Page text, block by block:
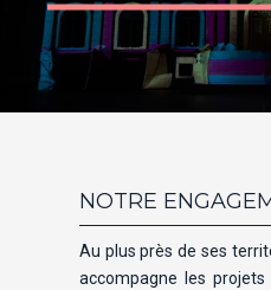
NOTRE
Au plus près de ses
accompagne les